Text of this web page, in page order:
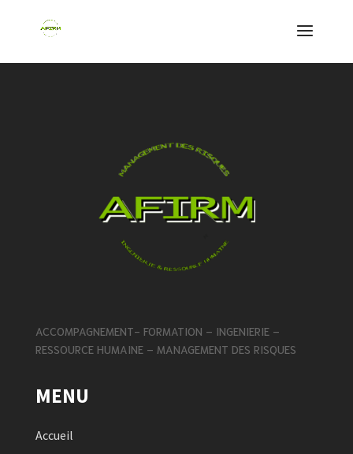
ACCOMPAGNEMENT- FORMATION – INGENIERIE –
RESSOURCE HUMAINE – MANAGEMENT DES RISQUES
MENU
Accueil